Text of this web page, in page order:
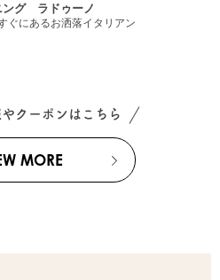
ング ラドゥーノ
ぐにあるお洒落イタリアン
クーポンはこちら
MORE